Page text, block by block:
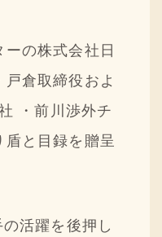
の株式会社日
倉取締役およ
・前川渉外チ
と目録を贈呈
活躍を後押し